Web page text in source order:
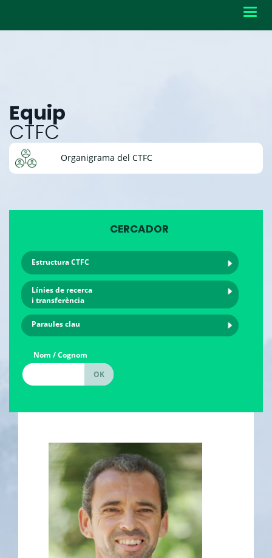
Equip
CTFC
Organigrama del CTFC
CERCADOR
Estructura CTFC
Línies de recerca
i transferència
Paraules clau
Nom / Cognom